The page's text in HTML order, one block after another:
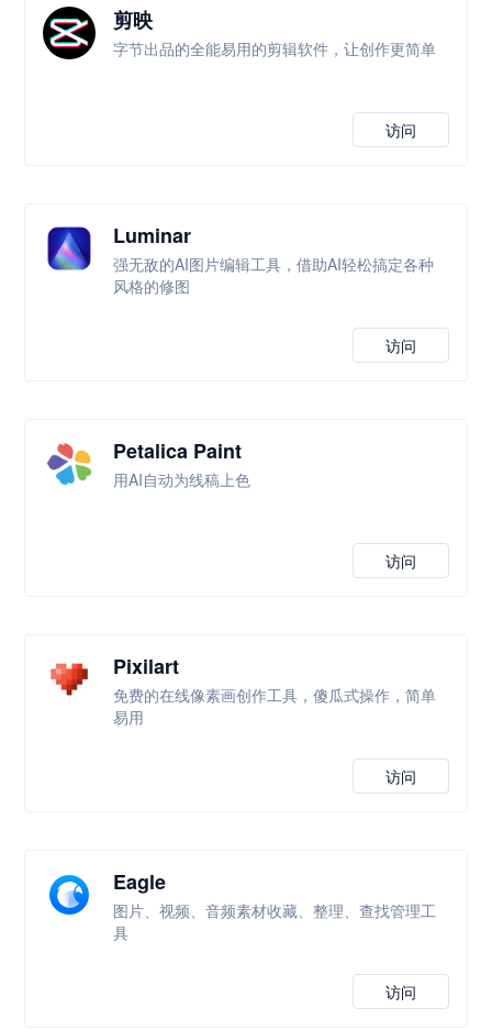
剪映
字节出品的全能易用的剪辑软件，让创作更简单
访问
Luminar
强无敌的AI图片编辑工具，借助AI轻松搞定各种
风格的修图
访问
Petalica Paint
用AI自动为线稿上色
访问
Pixilart
免费的在线像素画创作工具，傻瓜式操作，简单
易用
访问
Eagle
图片、视频、音频素材收藏、整理、查找管理工
具
访问